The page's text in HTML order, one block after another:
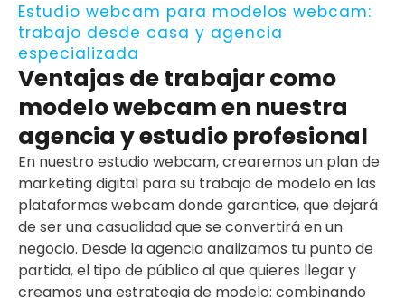
Estudio webcam para modelos webcam:
trabajo desde casa y agencia
especializada
Ventajas de trabajar como
modelo webcam en nuestra
agencia y estudio profesional
En nuestro estudio webcam, crearemos un plan de
marketing digital para su trabajo de modelo en las
plataformas webcam donde garantice, que dejará
de ser una casualidad que se convertirá en un
negocio. Desde la agencia analizamos tu punto de
partida, el tipo de público al que quieres llegar y
creamos una estrategia de modelo: combinando